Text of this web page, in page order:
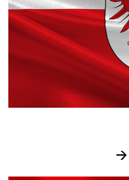
→